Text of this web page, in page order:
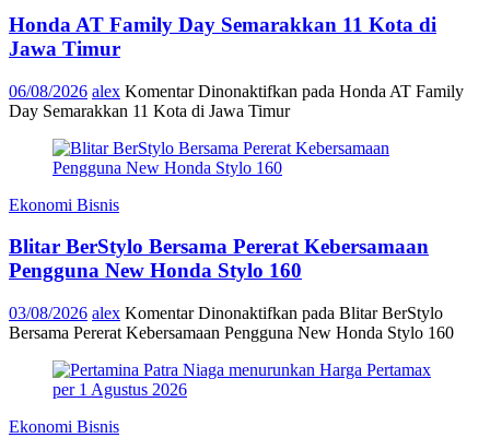
Honda AT Family Day Semarakkan 11 Kota di
Jawa Timur
06/08/2026 alex Komentar Dinonaktifkan pada Honda AT Family
Day Semarakkan 11 Kota di Jawa Timur
Ekonomi Bisnis
Blitar BerStylo Bersama Pererat Kebersamaan
Pengguna New Honda Stylo 160
03/08/2026 alex Komentar Dinonaktifkan pada Blitar BerStylo
Bersama Pererat Kebersamaan Pengguna New Honda Stylo 160
Ekonomi Bisnis